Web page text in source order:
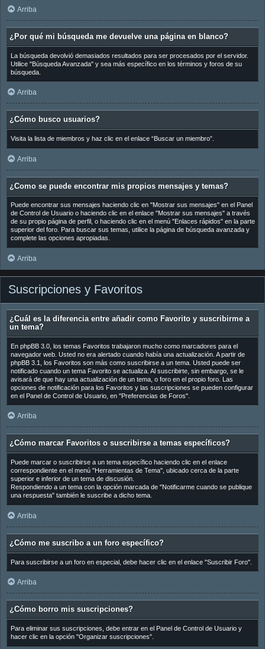
Arriba
¿Por qué mi búsqueda me devuelve una página en blanco?
La búsqueda devolvió demasiados resultados para ser procesados por el servidor.
Utilice "Búsqueda Avanzada" y sea más específico en los términos y foros de su
búsqueda.
Arriba
¿Cómo busco usuarios?
Visita la lista de miembros y haz clic en el enlace “Buscar un miembro”.
Arriba
¿Como se puede encontrar mis propios mensajes y temas?
Puede encontrar sus mensajes haciendo clic en "Mostrar sus mensajes" en el Panel
de Control de Usuario o haciendo clic en el enlace "Mostrar sus mensajes" a través
de su propio página de perfil, o haciendo clic en el menú "Enlaces rápidos" en la parte
superior del foro. Para buscar sus temas, utilice la página de búsqueda avanzada y
complete las opciones apropiadas.
Arriba
Suscripciones y Favoritos
¿Cuál es la diferencia entre añadir como Favorito y suscribirme a
un tema?
En phpBB 3.0, los temas Favoritos trabajaron mucho como marcadores para el
navegador web. Usted no era alertado cuando había una actualización. A partir de
phpBB 3.1, los Favoritos son más como suscribirse a un tema. Usted puede ser
notificado cuando un tema Favorito se actualiza. Al suscribirte, sin embargo, se le
avisará de que hay una actualización de un tema, o foro en el propio foro. Las
opciones de notificación para los Favoritos y las suscripciones se pueden configurar
en el Panel de Control de Usuario, en "Preferencias de Foros".
Arriba
¿Cómo marcar Favoritos o suscribirse a temas específicos?
Puede marcar o suscribirse a un tema específico haciendo clic en el enlace
correspondiente en el menú "Herramientas de Tema", ubicado cerca de la parte
superior e inferior de un tema de discusión.
Respondiendo a un tema con la opción marcada de "Notificarme cuando se publique
una respuesta" también le suscribe a dicho tema.
Arriba
¿Cómo me suscribo a un foro específico?
Para suscribirse a un foro en especial, debe hacer clic en el enlace "Suscribir Foro".
Arriba
¿Cómo borro mis suscripciones?
Para eliminar sus suscripciones, debe entrar en el Panel de Control de Usuario y
hacer clic en la opción "Organizar suscripciones".